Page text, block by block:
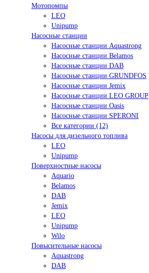
Мотопомпы
LEO
Unipump
Насосные станции
Насосные станции Aquastrong
Насосные станции Belamos
Насосные станции DAB
Насосные станции GRUNDFOS
Насосные станции Jemix
Насосные станции LEO GROUP
Насосные станции Oasis
Насосные станции SPERONI
Все категории (12)
Насосы для дизельного топлива
LEO
Unipump
Поверхностные насосы
Aquario
Belamos
DAB
Jemix
LEO
Unipump
Wilo
Повысительные насосы
Aquastrong
DAB